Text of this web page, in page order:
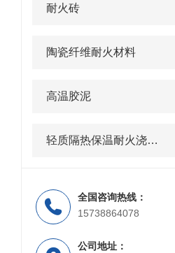
耐火砖
陶瓷纤维耐火材料
高温胶泥
轻质隔热保温耐火浇注料
全国咨询热线：
15738864078
公司地址：